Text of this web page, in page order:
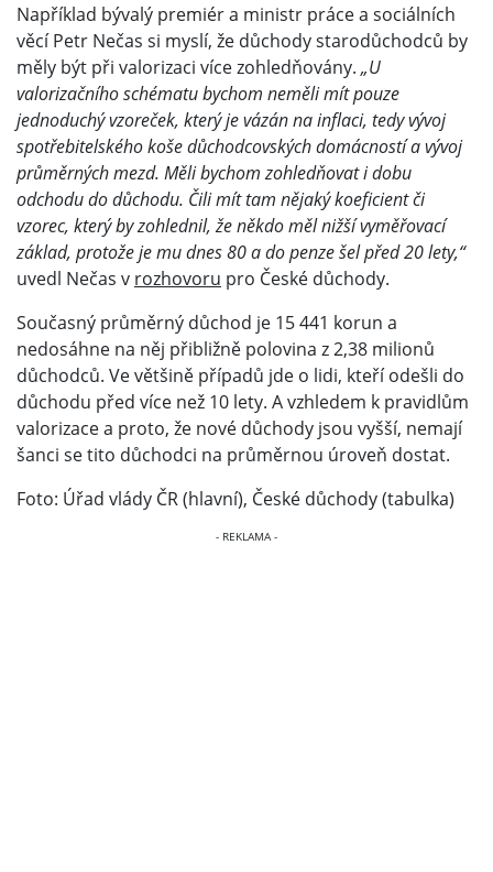
Například bývalý premiér a ministr práce a sociálních
věcí Petr Nečas si myslí, že důchody starodůchodců by
měly být při valorizaci více zohledňovány. „U
valorizačního schématu bychom neměli mít pouze
jednoduchý vzoreček, který je vázán na inflaci, tedy vývoj
spotřebitelského koše důchodcovských domácností a vývoj
průměrných mezd. Měli bychom zohledňovat i dobu
odchodu do důchodu. Čili mít tam nějaký koeficient či
vzorec, který by zohlednil, že někdo měl nižší vyměřovací
základ, protože je mu dnes 80 a do penze šel před 20 lety,“
uvedl Nečas v rozhovoru pro České důchody.
Současný průměrný důchod je 15 441 korun a
nedosáhne na něj přibližně polovina z 2,38 milionů
důchodců. Ve většině případů jde o lidi, kteří odešli do
důchodu před více než 10 lety. A vzhledem k pravidlům
valorizace a proto, že nové důchody jsou vyšší, nemají
šanci se tito důchodci na průměrnou úroveň dostat.
Foto: Úřad vlády ČR (hlavní), České důchody (tabulka)